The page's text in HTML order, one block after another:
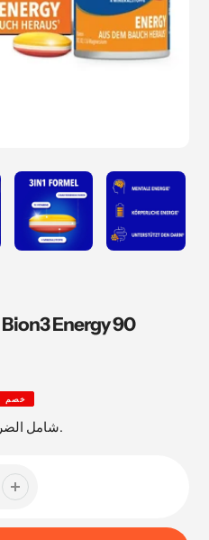
خصم
شاملمحسوبة عند السداد.